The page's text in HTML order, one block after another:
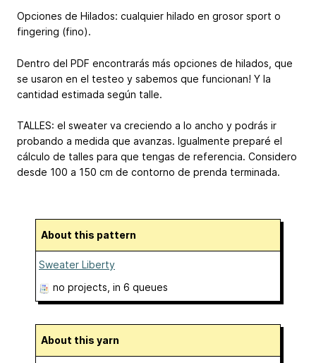
Opciones de Hilados: cualquier hilado en grosor sport o
fingering (fino).
Dentro del PDF encontrarás más opciones de hilados, que
se usaron en el testeo y sabemos que funcionan! Y la
cantidad estimada según talle.
TALLES: el sweater va creciendo a lo ancho y podrás ir
probando a medida que avanzas. Igualmente preparé el
cálculo de talles para que tengas de referencia. Considero
desde 100 a 150 cm de contorno de prenda terminada.
About this pattern
Sweater Liberty
no projects , in 6 queues
About this yarn